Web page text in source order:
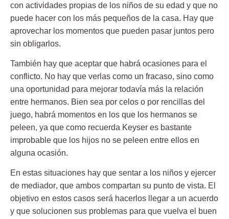
con actividades propias de los niños de su edad y que no
puede hacer con los más pequeños de la casa. Hay que
aprovechar los momentos que pueden pasar juntos pero
sin obligarlos.
También hay que aceptar que habrá ocasiones para el
conflicto. No hay que verlas como un fracaso, sino como
una oportunidad para mejorar todavía más la relación
entre hermanos. Bien sea por celos o por rencillas del
juego, habrá momentos en los que los hermanos se
peleen, ya que como recuerda Keyser es bastante
improbable que los hijos no se peleen entre ellos en
alguna ocasión.
En estas situaciones hay que sentar a los niños y ejercer
de mediador, que ambos compartan su punto de vista. El
objetivo en estos casos será hacerlos llegar a un acuerdo
y que solucionen sus problemas para que vuelva el buen